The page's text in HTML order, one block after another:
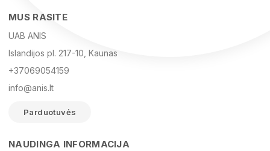
MUS RASITE
UAB ANIS
Islandijos pl. 217-10, Kaunas
+37069054159
info@anis.lt
Parduotuvės
NAUDINGA INFORMACIJA